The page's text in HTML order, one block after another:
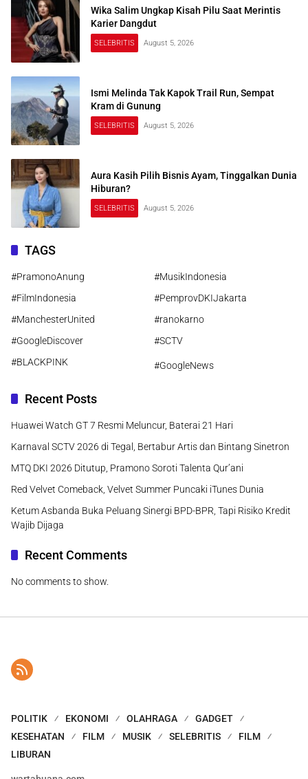
Wika Salim Ungkap Kisah Pilu Saat Merintis
Karier Dangdut
SELEBRITIS August 5, 2026
Ismi Melinda Tak Kapok Trail Run, Sempat
Kram di Gunung
SELEBRITIS August 5, 2026
Aura Kasih Pilih Bisnis Ayam, Tinggalkan Dunia
Hiburan?
SELEBRITIS August 5, 2026
TAGS
#PramonoAnung
#MusikIndonesia
#FilmIndonesia
#PemprovDKIJakarta
#ManchesterUnited
#ranokarno
#GoogleDiscover
#SCTV
#BLACKPINK
#GoogleNews
Recent Posts
Huawei Watch GT 7 Resmi Meluncur, Baterai 21 Hari
Karnaval SCTV 2026 di Tegal, Bertabur Artis dan Bintang Sinetron
MTQ DKI 2026 Ditutup, Pramono Soroti Talenta Qur’ani
Red Velvet Comeback, Velvet Summer Puncaki iTunes Dunia
Ketum Asbanda Buka Peluang Sinergi BPD-BPR, Tapi Risiko Kredit
Wajib Dijaga
Recent Comments
No comments to show.
POLITIK EKONOMI OLAHRAGA
GADGET
KESEHATAN
FILM MUSIK SELEBRITIS
FILM
LIBURAN